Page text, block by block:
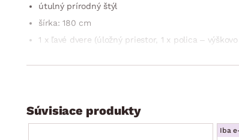
útulný prírodný štýl
šírka: 180 cm
1 x ľavé dvere (úložný priestor, 1 x polica –
1 x pravé dvere (úložný priestor, 1 x polica –
stabilný
Súvisiace produkty
Iba